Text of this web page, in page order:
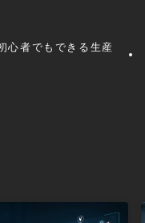
心者でもできる生産